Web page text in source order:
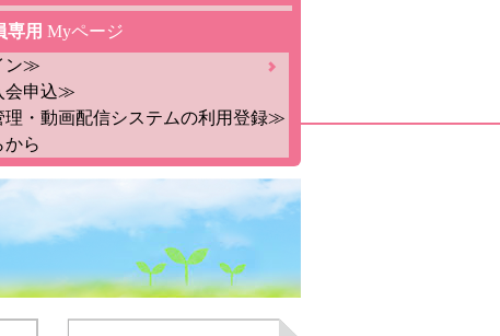
専用 Myページ
ン≫
会申込≫
・動画配信システムの利用登録≫
から